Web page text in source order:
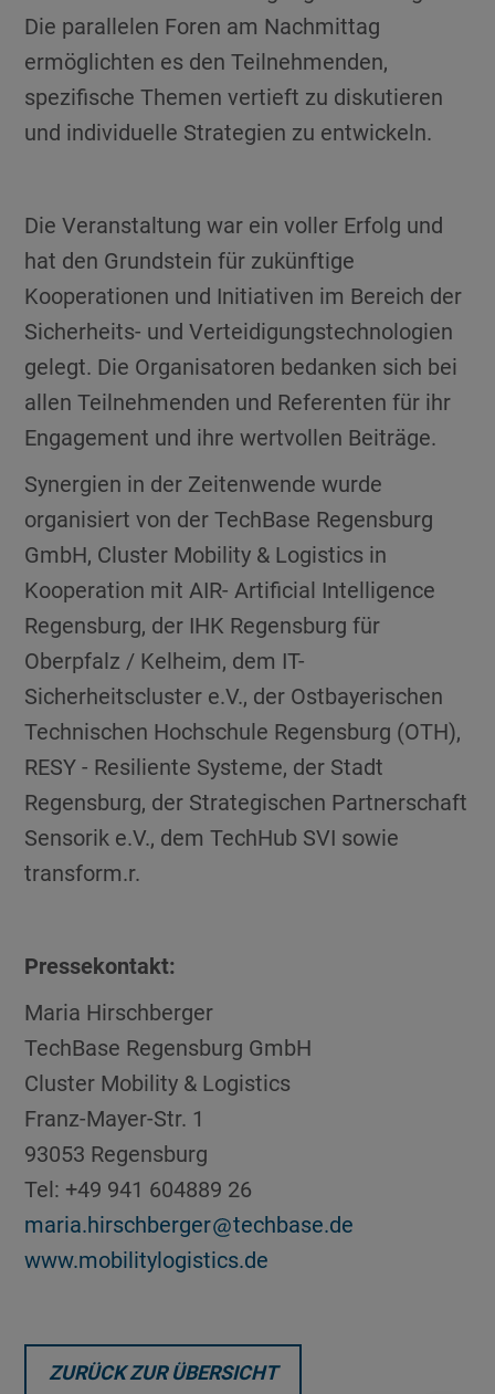
Die parallelen Foren am Nachmittag
ermöglichten es den Teilnehmenden,
spezifische Themen vertieft zu diskutieren
und individuelle Strategien zu entwickeln.
Die Veranstaltung war ein voller Erfolg und
hat den Grundstein für zukünftige
Kooperationen und Initiativen im Bereich der
Sicherheits- und Verteidigungstechnologien
gelegt. Die Organisatoren bedanken sich bei
allen Teilnehmenden und Referenten für ihr
Engagement und ihre wertvollen Beiträge.
Synergien in der Zeitenwende wurde
organisiert von der TechBase Regensburg
GmbH, Cluster Mobility & Logistics in
Kooperation mit AIR- Artificial Intelligence
Regensburg, der IHK Regensburg für
Oberpfalz / Kelheim, dem IT-
Sicherheitscluster e.V., der Ostbayerischen
Technischen Hochschule Regensburg (OTH),
RESY - Resiliente Systeme, der Stadt
Regensburg, der Strategischen Partnerschaft
Sensorik e.V., dem TechHub SVI sowie
transform.r.
Pressekontakt:
Maria Hirschberger
TechBase Regensburg GmbH
Cluster Mobility & Logistics
Franz-Mayer-Str. 1
93053 Regensburg
Tel: +49 941 604889 26
maria.hirschberger
techbase.de
www.mobilitylogistics.de
ZURÜCK ZUR ÜBERSICHT